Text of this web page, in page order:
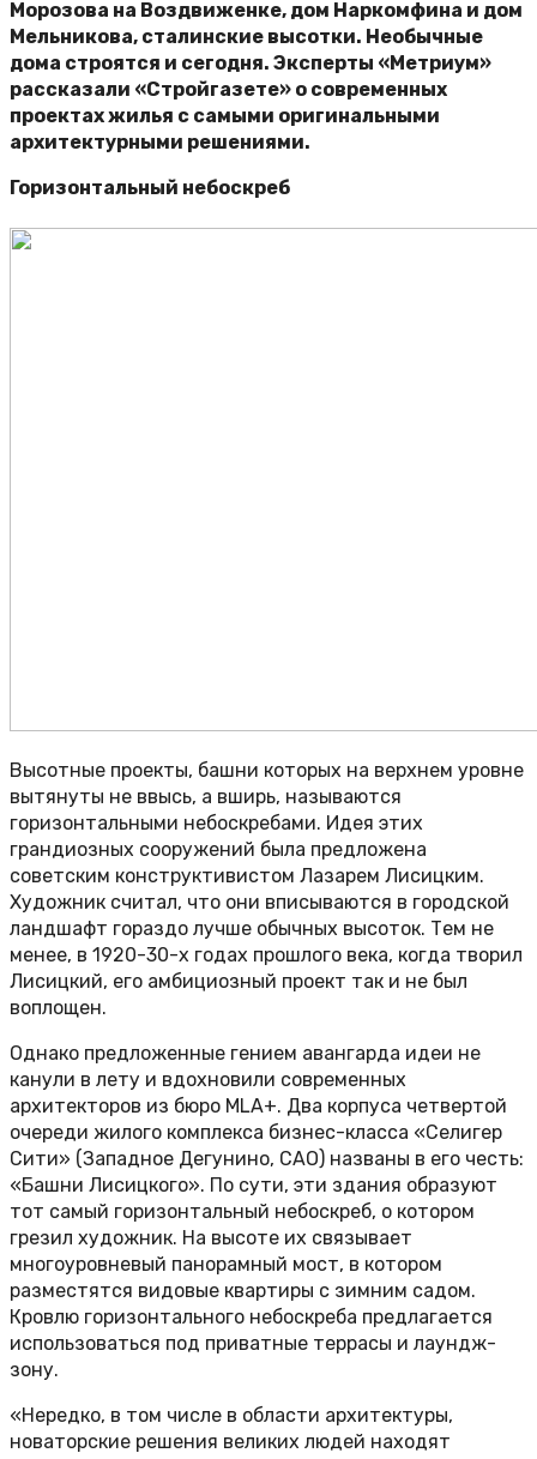
Морозова на Воздвиженке, дом Наркомфина и дом
Мельникова, сталинские высотки. Необычные
дома строятся и сегодня. Эксперты «Метриум»
рассказали «Стройгазете» о современных
проектах жилья с самыми оригинальными
архитектурными решениями.
Горизонтальный небоскреб
Высотные проекты, башни которых на верхнем уровне
вытянуты не ввысь, а вширь, называются
горизонтальными небоскребами. Идея этих
грандиозных сооружений была предложена
советским конструктивистом Лазарем Лисицким.
Художник считал, что они вписываются в городской
ландшафт гораздо лучше обычных высоток. Тем не
менее, в 1920-30-х годах прошлого века, когда творил
Лисицкий, его амбициозный проект так и не был
воплощен.
Однако предложенные гением авангарда идеи не
канули в лету и вдохновили современных
архитекторов из бюро MLA+. Два корпуса четвертой
очереди жилого комплекса бизнес-класса «Селигер
Сити» (Западное Дегунино, САО) названы в его честь:
«Башни Лисицкого». По сути, эти здания образуют
тот самый горизонтальный небоскреб, о котором
грезил художник. На высоте их связывает
многоуровневый панорамный мост, в котором
разместятся видовые квартиры с зимним садом.
Кровлю горизонтального небоскреба предлагается
использоваться под приватные террасы и лаундж-
зону.
«Нередко, в том числе в области архитектуры,
новаторские решения великих людей находят